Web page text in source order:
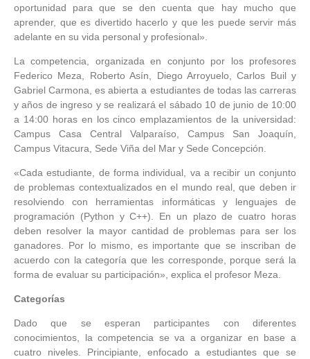
oportunidad para que se den cuenta que hay mucho que
aprender, que es divertido hacerlo y que les puede servir más
adelante en su vida personal y profesional».
La competencia, organizada en conjunto por los profesores
Federico Meza, Roberto Asín, Diego Arroyuelo, Carlos Buil y
Gabriel Carmona, es abierta a estudiantes de todas las carreras
y años de ingreso y se realizará el sábado 10 de junio de 10:00
a 14:00 horas en los cinco emplazamientos de la universidad:
Campus Casa Central Valparaíso, Campus San Joaquín,
Campus Vitacura, Sede Viña del Mar y Sede Concepción.
«Cada estudiante, de forma individual, va a recibir un conjunto
de problemas contextualizados en el mundo real, que deben ir
resolviendo con herramientas informáticas y lenguajes de
programación (Python y C++). En un plazo de cuatro horas
deben resolver la mayor cantidad de problemas para ser los
ganadores. Por lo mismo, es importante que se inscriban de
acuerdo con la categoría que les corresponde, porque será la
forma de evaluar su participación», explica el profesor Meza.
Categorías
Dado que se esperan participantes con diferentes
conocimientos, la competencia se va a organizar en base a
cuatro niveles. Principiante, enfocado a estudiantes que se